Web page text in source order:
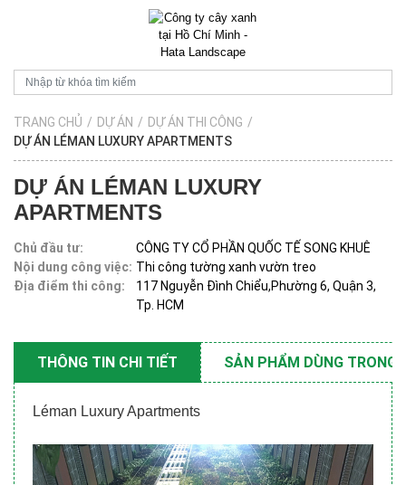
TRANG CHỦ / DỰ ÁN / DỰ ÁN THI CÔNG /
DỰ ÁN LÉMAN LUXURY APARTMENTS
DỰ ÁN LÉMAN LUXURY
APARTMENTS
Chủ đầu tư:
CÔNG TY CỔ PHẦN QUỐC TẾ SONG KHUÊ
Nội dung công việc: Thi công tường xanh vườn treo
Địa điểm thi công:
117 Nguyễn Đình Chiểu,Phường 6, Quận 3,
Tp. HCM
THÔNG TIN CHI TIẾT SẢN PHẨM DÙNG TRONG
Léman Luxury Apartments